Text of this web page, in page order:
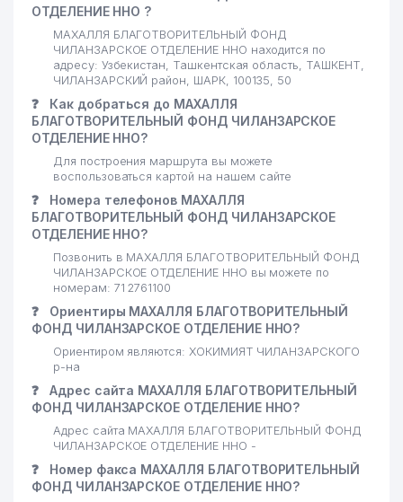
ОБЩЕОБРАЗОВАТЕЛЬНАЯ
СРЕДНЯЯ ШКОЛА №195
21 ALTOMEDSERVIS ООО 730 м
22
ТАШКЕНТСКИЙ КИСЛОРОДНЫЙ
ЗАВОД ГП
ХОРЕЗМ ШАКАР ООО
25 GAZON AVANGARD ООО 849 м
26 ADVISE AND AUDIT ООО 883 м
27
ПАРК КУЛЬТУРЫ И ОТДЫХА им.
ГАФУРА ГУЛЯМА
910 м
28 BINKAT TRADE ООО 969 м
ОТДЕЛЕНИЕ ННО ?
МАХАЛЛЯ БЛАГОТВОРИТЕЛЬНЫЙ ФОНД
ЧИЛАНЗАРСКОЕ ОТДЕЛЕНИЕ ННО находится по
адресу: Узбекистан, Ташкентская область, ТАШКЕНТ,
ЧИЛАНЗАРСКИЙ район, ШАРК, 100135, 50
❓
Как добраться до МАХАЛЛЯ
БЛАГОТВОРИТЕЛЬНЫЙ ФОНД ЧИЛАНЗАРСКОЕ
ОТДЕЛЕНИЕ ННО?
Для построения маршрута вы можете
воспользоваться картой на нашем сайте
❓
Номера телефонов МАХАЛЛЯ
БЛАГОТВОРИТЕЛЬНЫЙ ФОНД ЧИЛАНЗАРСКОЕ
ОТДЕЛЕНИЕ ННО?
Позвонить в МАХАЛЛЯ БЛАГОТВОРИТЕЛЬНЫЙ ФОНД
ЧИЛАНЗАРСКОЕ ОТДЕЛЕНИЕ ННО вы можете по
номерам: 71 2761100
❓
Ориентиры МАХАЛЛЯ БЛАГОТВОРИТЕЛЬНЫЙ
ФОНД ЧИЛАНЗАРСКОЕ ОТДЕЛЕНИЕ ННО?
Ориентиром являются: ХОКИМИЯТ ЧИЛАНЗАРСКОГО
р-на
❓
Адрес сайта МАХАЛЛЯ БЛАГОТВОРИТЕЛЬНЫЙ
ФОНД ЧИЛАНЗАРСКОЕ ОТДЕЛЕНИЕ ННО?
Адрес сайта МАХАЛЛЯ БЛАГОТВОРИТЕЛЬНЫЙ ФОНД
ЧИЛАНЗАРСКОЕ ОТДЕЛЕНИЕ ННО -
❓
Номер факса МАХАЛЛЯ БЛАГОТВОРИТЕЛЬНЫЙ
ФОНД ЧИЛАНЗАРСКОЕ ОТДЕЛЕНИЕ ННО?